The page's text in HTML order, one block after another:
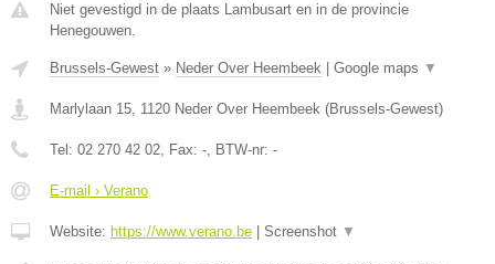
Niet gevestigd in de plaats Lambusart en in de provincie
Henegouwen.
Brussels-Gewest » Neder Over Heembeek Google maps ▼
Marlylaan 15, 1120 Neder Over Heembeek (Brussels-Gewest)
Tel: 02 270 42 02, Fax: -, BTW-nr: -
E-mail › Verano
Website: https://www.verano.be Screenshot ▼